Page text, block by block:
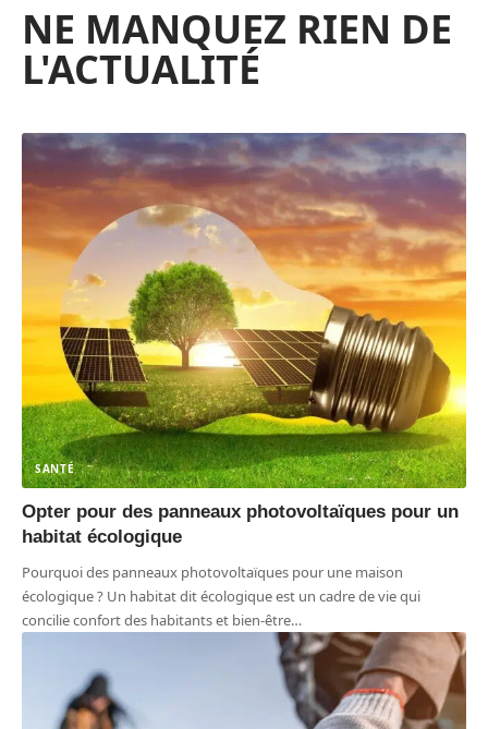
NE MANQUEZ RIEN DE
L'ACTUALITÉ
SANTÉ
Opter pour des panneaux photovoltaïques pour un
habitat écologique
Pourquoi des panneaux photovoltaïques pour une maison
écologique ? Un habitat dit écologique est un cadre de vie qui
concilie confort des habitants et bien-être…